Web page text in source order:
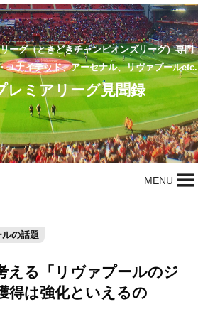
ーグ（ときどきチャンピオンズリーグ）専門
ユナイテッド、アーセナル、リヴァプールetc.
レミアリーグ見聞録
MENU
ルの話題
える「リヴァプールのジ
得は強化といえるの